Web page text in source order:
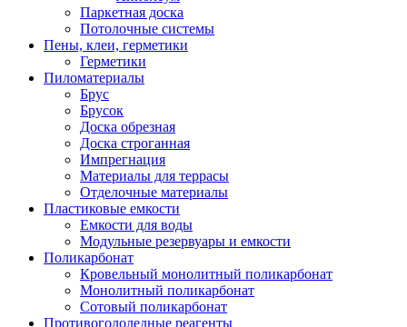
Паркетная доска
Потолочные системы
Пены, клеи, герметики
Герметики
Пиломатериалы
Брус
Брусок
Доска обрезная
Доска строганная
Импрегнация
Материалы для террасы
Отделочные материалы
Пластиковые емкости
Емкости для воды
Модульные резервуары и емкости
Поликарбонат
Кровельный монолитный поликарбонат
Монолитный поликарбонат
Сотовый поликарбонат
Противогололедные реагенты